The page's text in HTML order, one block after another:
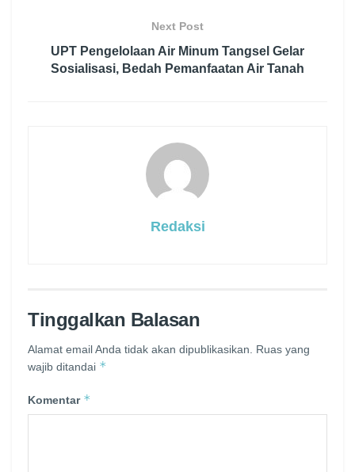
Next Post
UPT Pengelolaan Air Minum Tangsel Gelar
Sosialisasi, Bedah Pemanfaatan Air Tanah
Redaksi
Tinggalkan Balasan
Alamat email Anda tidak akan dipublikasikan.
Ruas yang
wajib ditandai *
Komentar *